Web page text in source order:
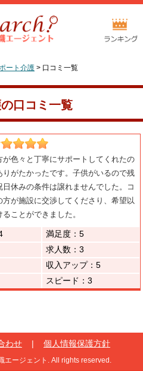
ート介護 > 口コミ一覧
口コミ一覧
が色々と丁寧にサポートしてくれたの
りがたかったです。子供がいるので残
日休みの条件は譲れませんでした。コ
方が施設に交渉してくださり、希望以
ことができました。
満足度：5
求人数：3
収入アップ：5
スピード：3
わせ | 個人情報保護方針
ージェント. All rights reserved.